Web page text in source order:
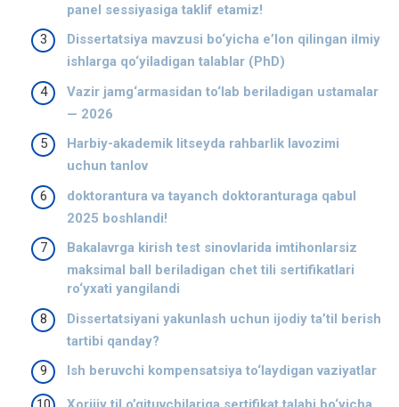
panel sessiyasiga taklif etamiz!
Dissertatsiya mavzusi bo‘yicha eʼlon qilingan ilmiy
ishlarga qo‘yiladigan talablar (PhD)
Vazir jamg‘armasidan to‘lab beriladigan ustamalar
— 2026
Harbiy-akademik litseyda rahbarlik lavozimi
uchun tanlov
doktorantura va tayanch doktoranturaga qabul
2025 boshlandi!
Bakalavrga kirish test sinovlarida imtihonlarsiz
maksimal ball beriladigan chet tili sertifikatlari
ro‘yxati yangilandi
Dissertatsiyani yakunlash uchun ijodiy ta’til berish
tartibi qanday?
Ish beruvchi kompensatsiya to‘laydigan vaziyatlar